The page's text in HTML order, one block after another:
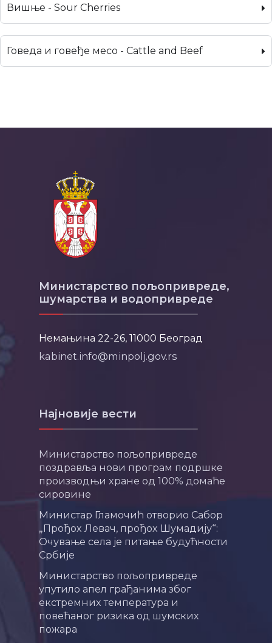
Вишње - Sour Cherries
Говеда и говеђе месо - Cattle and Beef
Министарство пољопривреде,
шумарства и водопривреде
Немањина 22-26, 11000 Београд
kabinet.info@minpolj.gov.rs
Најновије вести
Министарство пољопривреде
поздравља нови програм подршке
производњи хране од 100% домаће
сировине
Министар Гламочић отворио Сабор
„Прођох Левач, прођох Шумадију“:
Очување села је питање будућности
Србије
Министарство пољопривреде
упутило апел грађанима због
екстремних температура и
повећаног ризика од шумских
пожара